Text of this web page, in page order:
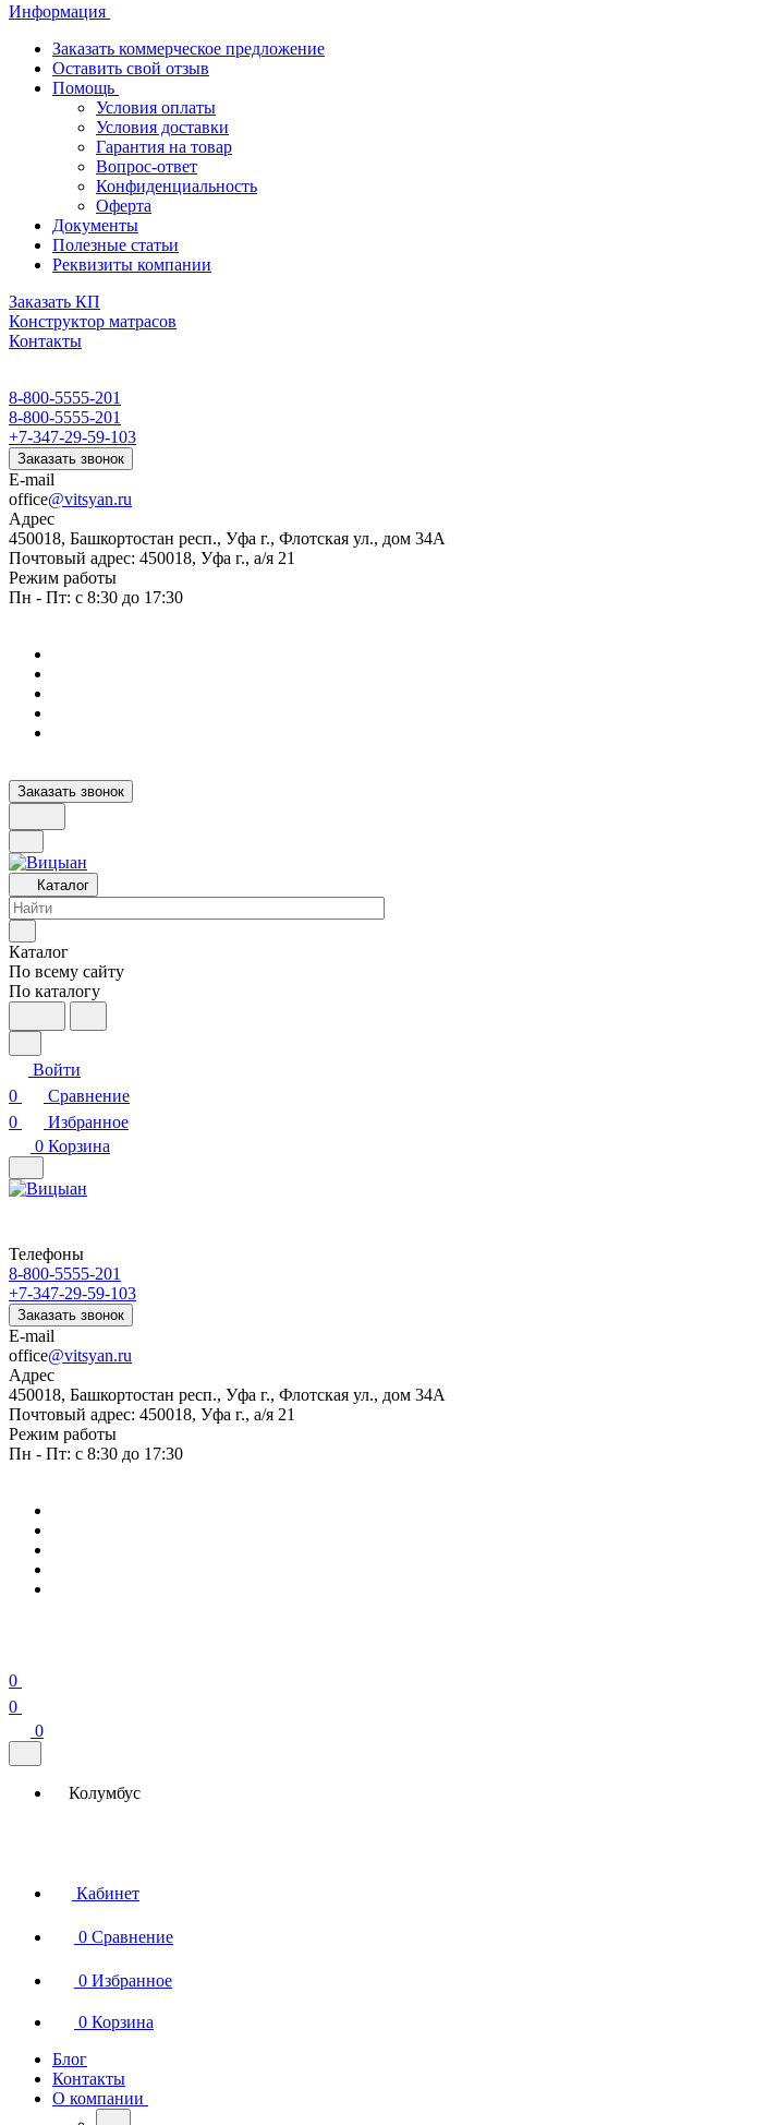
Информация
Заказать коммерческое предложение
Оставить свой отзыв
Помощь
Условия оплаты
Условия доставки
Гарантия на товар
Вопрос-ответ
Конфиденциальность
Оферта
Документы
Полезные статьи
Реквизиты компании
Заказать КП
Конструктор матрасов
Контакты
8-800-5555-201
8-800-5555-201
+7-347-29-59-103
Заказать звонок
E-mail
office@vitsyan.ru
Адрес
450018, Башкортостан респ., Уфа г., Флотская ул., дом 34А
Почтовый адрес: 450018, Уфа г., а/я 21
Режим работы
Пн - Пт: с 8:30 до 17:30
Заказать звонок
Каталог
Каталог
По всему сайту
По каталогу
Войти
0
Сравнение
0
Избранное
0 Корзина
Телефоны
8-800-5555-201
+7-347-29-59-103
Заказать звонок
E-mail
office@vitsyan.ru
Адрес
450018, Башкортостан респ., Уфа г., Флотская ул., дом 34А
Почтовый адрес: 450018, Уфа г., а/я 21
Режим работы
Пн - Пт: с 8:30 до 17:30
0
0
0
Колумбус
Кабинет
0 Сравнение
0 Избранное
0 Корзина
Блог
Контакты
О компании